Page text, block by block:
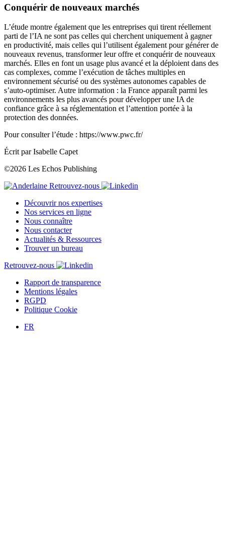
Conquérir de nouveaux marchés
L’étude montre également que les entreprises qui tirent réellement
parti de l’IA ne sont pas celles qui cherchent uniquement à gagner
en productivité, mais celles qui l’utilisent également pour générer de
nouveaux revenus, transformer leur offre et conquérir de nouveaux
marchés. Elles en font un usage plus avancé et la déploient dans des
cas complexes, comme l’exécution de tâches multiples en
environnement sécurisé ou des systèmes autonomes capables de
s’auto-optimiser. Autre information : la France apparaît parmi les
environnements les plus avancés pour développer une IA de
confiance grâce à sa réglementation et l’attention portée à la
protection des données.
Pour consulter l’étude : https://www.pwc.fr/
Écrit par Isabelle Capet
©2026 Les Echos Publishing
Retrouvez-nous
Découvrir nos expertises
Nos services en ligne
Nous connaître
Nous contacter
Actualités & Ressources
Trouver un bureau
Retrouvez-nous
Rapport de transparence
Mentions légales
RGPD
Politique Cookie
FR